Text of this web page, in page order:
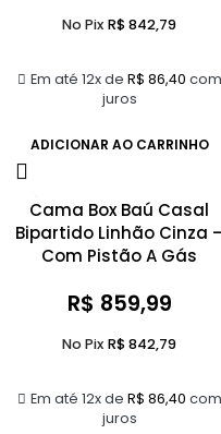
Em até 12x de R$ 86,40 com
juros
No Pix R$842,79
ADICIONAR AO CARRINHO
Cama Box Baú Casal
Bipartido Linhão Cinza –
Com Pistão A Gás
R$ 859,99
Em até 12x de R$ 86,40 com
juros
No Pix R$842,79